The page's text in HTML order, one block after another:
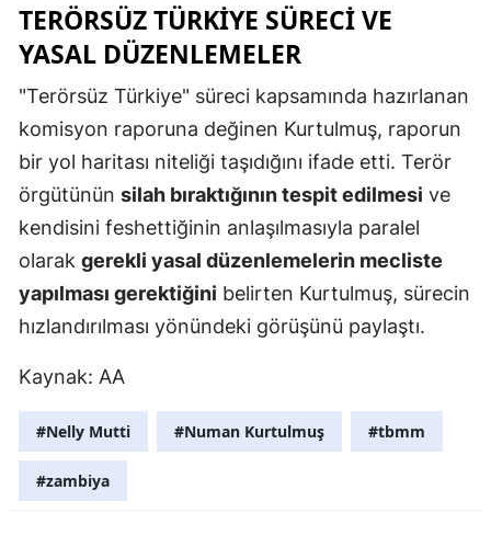
Samsun
Sinop
Sivas
Tekirdağ
Tokat
Tunceli
TERÖRSÜZ TÜRKIYE SÜRECI VE
YASAL DÜZENLEMELER
"Terörsüz Türkiye" süreci kapsamında hazırlanan
komisyon raporuna değinen Kurtulmuş, raporun
bir yol haritası niteliği taşıdığını ifade etti. Terör
örgütünün silah bıraktığının tespit edilmesi ve
kendisini feshettiğinin anlaşılmasıyla paralel
olarak gerekli yasal düzenlemelerin mecliste
yapılması gerektiğini belirten Kurtulmuş, sürecin
hızlandırılması yönündeki görüşünü paylaştı.
Kaynak: AA
#Nelly Mutti #Numan Kurtulmuş #tbmm
#zambiya